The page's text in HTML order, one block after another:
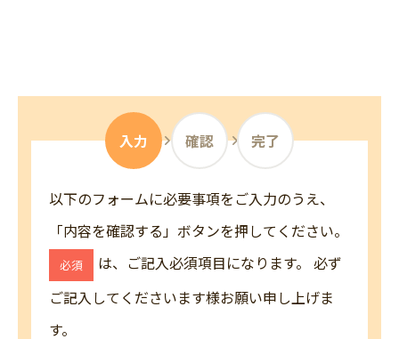
入力 確認 完了
以下のフォームに必要事項をご入力のうえ、
「内容を確認する」ボタンを押してください。
必須
は、ご記入必須項目になります。 必ず
ご記入してくださいます様お願い申し上げま
す。